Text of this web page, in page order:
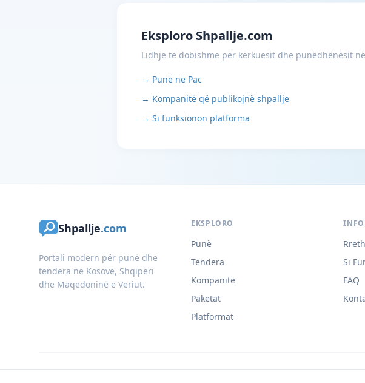
Eksploro Shpallje.com
Lidhje të dobishme për kërkuesit dhe punëdhënësit
→ Punë në Pac
→ Kompanitë që publikojnë shpallje
→ Si funksionon platforma
Shpallje.com
Portali modern për punë dhe
tendera në Kosovë, Shqipëri
dhe Maqedoninë e Veriut.
EKSPLORO
Punë
Tendera
Kompanitë
Paketat
Platformat
Si
FAQ